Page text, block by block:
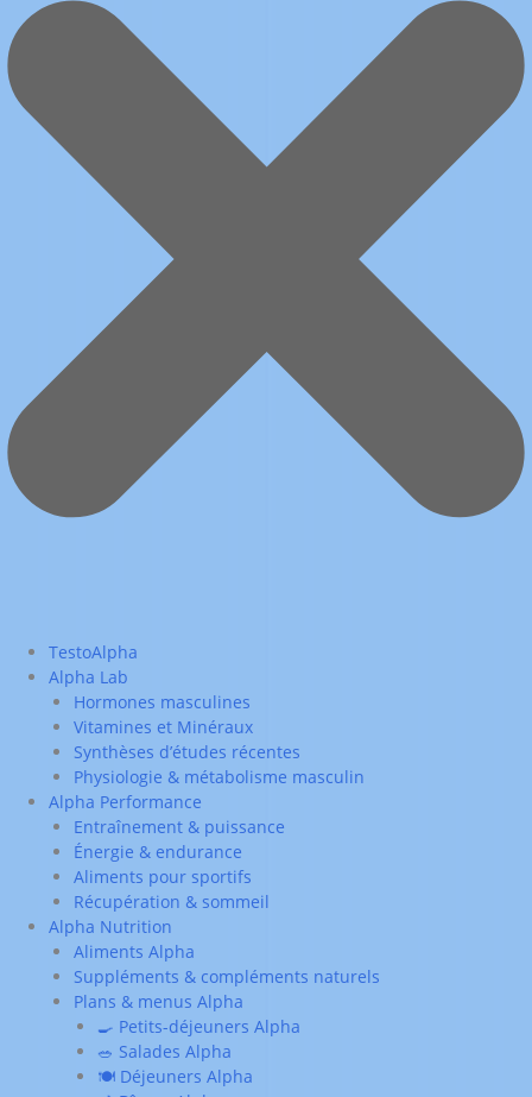
TestoAlpha
Alpha Lab
Hormones masculines
Vitamines et Minéraux
Synthèses d’études récentes
Physiologie & métabolisme masculin
Alpha Performance
Entraînement & puissance
Énergie & endurance
Aliments pour sportifs
Récupération & sommeil
Alpha Nutrition
Aliments Alpha
Suppléments & compléments naturels
Plans & menus Alpha
🍳 Petits-déjeuners Alpha
🥗 Salades Alpha
🍽️ Déjeuners Alpha